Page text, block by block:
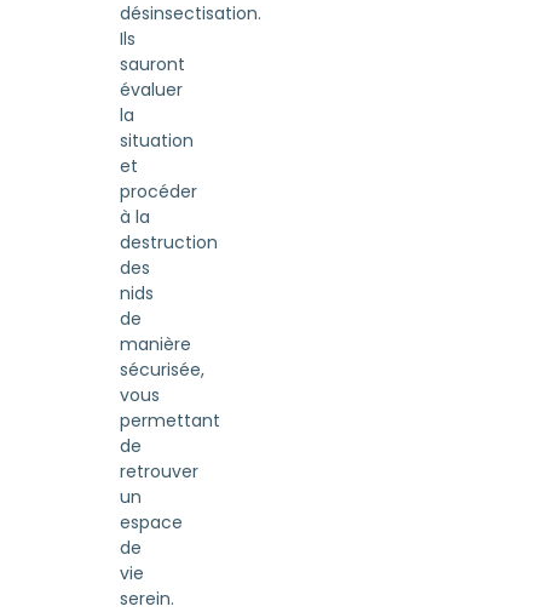
désinsectisation.
Ils
sauront
évaluer
la
situation
et
procéder
à la
destruction
des
nids
de
manière
sécurisée,
vous
permettant
de
retrouver
un
espace
de
vie
serein.